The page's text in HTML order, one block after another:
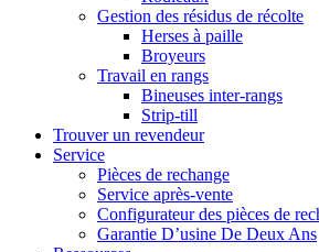
Gestion des résidus de récolte
Herses à paille
Broyeurs
Travail en rangs
Bineuses inter-rangs
Strip-till
Trouver un revendeur
Service
Pièces de rechange
Service après-vente
Configurateur des pièces de
Garantie D’usine De Deux Ans